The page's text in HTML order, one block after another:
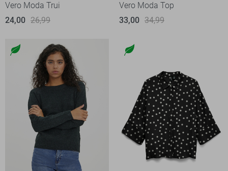
Vero Moda Trui
24,00 26,99
Vero Moda Top
33,00 34,99